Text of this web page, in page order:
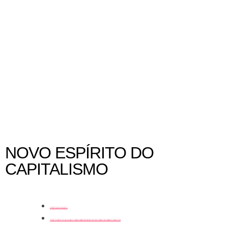
NOVO ESPÍRITO DO
CAPITALISMO
coluna
curadoria e crítica de arte